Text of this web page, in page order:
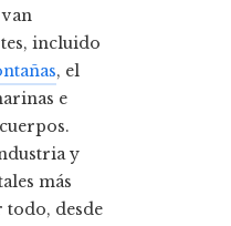
incluido
, el
e
y
más
todo, desde